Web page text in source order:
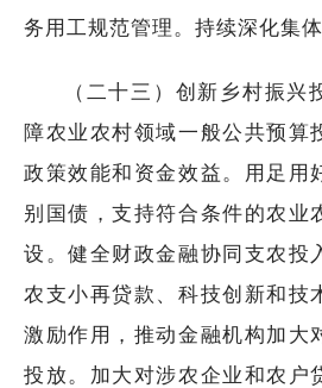
务用工规范管理。持续深化集
（二十三）创新乡村振兴
障农业农村领域一般公共预算
政策效能和资金效益。用足用
别国债，支持符合条件的农业
设。健全财政金融协同支农投
农支小再贷款、科技创新和技
激励作用，推动金融机构加大
投放。加大对涉农企业和农户